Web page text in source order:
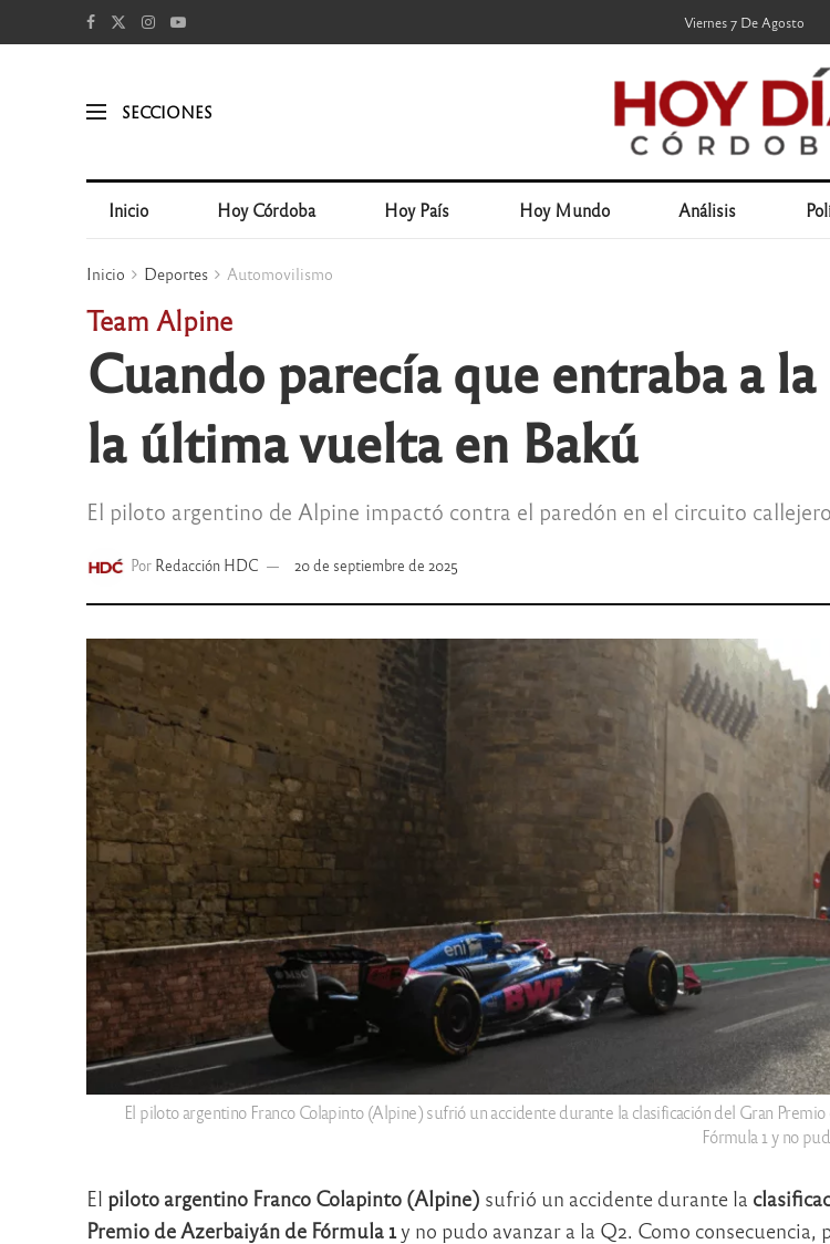
Viernes 7 De Agosto
SECCIONES
Inicio Hoy Córdoba Hoy País Hoy Mundo Análisis
Inicio Deportes Automovilismo
Team Alpine
Cuando parecía que entraba a
la última vuelta en Bakú
El piloto argentino de Alpine impactó contra el paredón en el circuito
Por Redacción HDC 20 de septiembre de 2025
El piloto argentino Franco Colapinto (Alpine) sufrió un accidente durante la clasificación del Gran
Fórmula 1 y no
El piloto argentino Franco Colapinto (Alpine) sufrió un accidente durante la
Premio de Azerbaiyán de Fórmula 1 y no pudo avanzar a la Q2. Como consecuencia,